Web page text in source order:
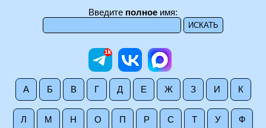
Введите полное имя:
А Б В Г Д Е Ж З И К
Л М Н О П Р С Т У Ф